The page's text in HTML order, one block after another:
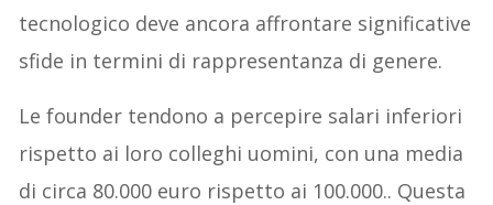
tecnologico deve ancora affrontare significative
sfide in termini di rappresentanza di genere.
Le founder tendono a percepire salari inferiori
rispetto ai loro colleghi uomini, con una media
di circa 80.000 euro rispetto ai 100.000.. Questa